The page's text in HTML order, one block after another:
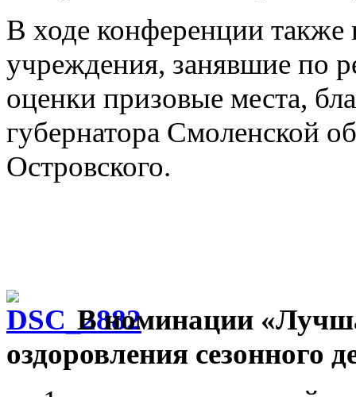
В ходе конференции также
учреждения, занявшие по
оценки призовые места,
губернатора Смоленской
Островского.
В номинации
оздоровления сезонного